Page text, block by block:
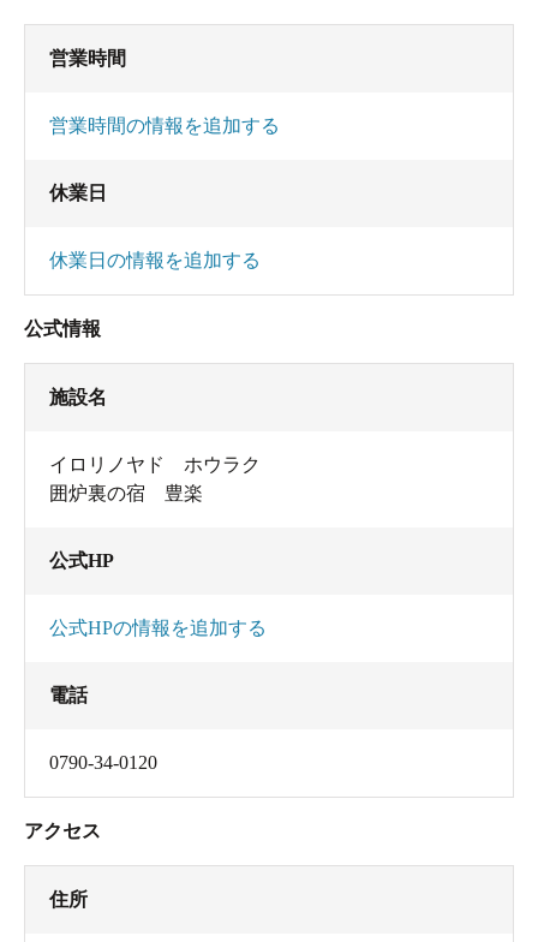
営業時間
営業時間の情報を追加する
休業日
休業日の情報を追加する
公式情報
施設名
イロリノヤド ホウラク
囲炉裏の宿 豊楽
公式HP
公式HPの情報を追加する
電話
0790-34-0120
アクセス
住所